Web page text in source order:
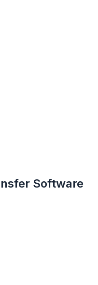
Software